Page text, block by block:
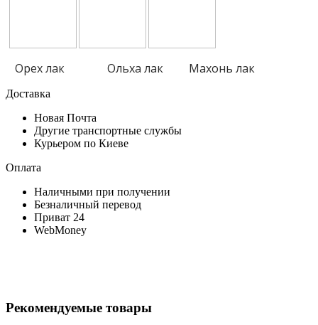
Орех лак Ольха лак Махонь лак
Доставка
Новая Почта
Другие транспортные службы
Курьером по Киеве
Оплата
Наличными при получении
Безналичный перевод
Приват 24
WebMoney
Рекомендуемые товары